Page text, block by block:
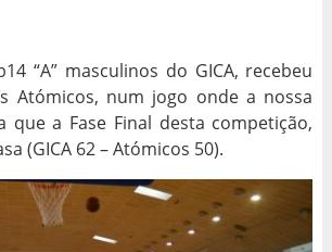
“A” masculinos do GICA, recebeu
Atómicos, num jogo onde a nossa
que a Fase Final desta competição,
(GICA 62 – Atómicos 50).